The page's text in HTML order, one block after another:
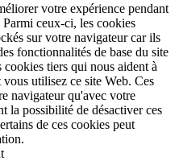
votre expérience pendant
ceux-ci, les cookies
sur votre navigateur car ils
fonctionnalités de base du site
tiers qui nous aident à
utilisez ce site Web. Ces
navigateur qu'avec votre
la possibilité de désactiver ces
de ces cookies peut